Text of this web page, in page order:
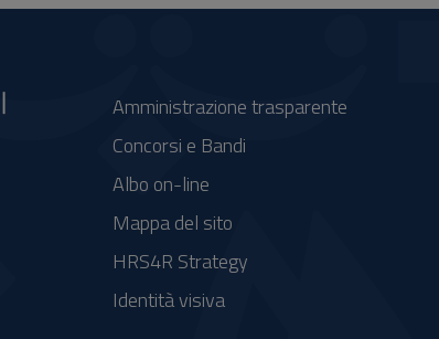
Amministrazione trasparente
Concorsi e Bandi
Albo on-line
Mappa del sito
HRS4R Strategy
Identità visiva